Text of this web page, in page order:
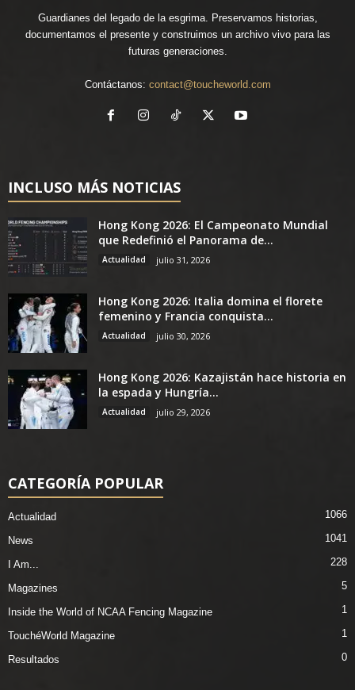
Guardianes del legado de la esgrima. Preservamos historias,
documentamos el presente y construimos un archivo vivo para las
futuras generaciones.
Contáctanos: contact@toucheworld.com
INCLUSO MÁS NOTICIAS
Hong Kong 2026: El Campeonato Mundial
que Redefinió el Panorama de...
Actualidad julio 31, 2026
Hong Kong 2026: Italia domina el florete
femenino y Francia conquista...
Actualidad julio 30, 2026
Hong Kong 2026: Kazajistán hace historia en
la espada y Hungría...
Actualidad julio 29, 2026
CATEGORÍA POPULAR
Actualidad 1066
News 1041
I Am... 228
Magazines 5
Inside the World of NCAA Fencing Magazine 1
TouchéWorld Magazine 1
Resultados 0